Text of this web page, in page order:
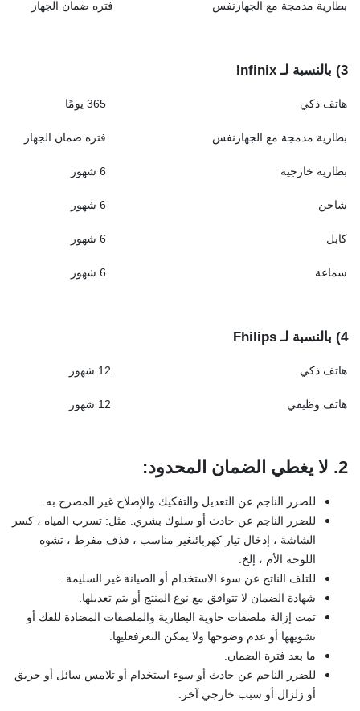
بطارية مدمجة مع الجهازنفس فتره ضمان الجهاز
3) بالنسبة لـInfinix
هاتف ذكي 365 يومًا
بطارية مدمجة مع الجهازنفس فتره ضمان الجهاز
بطارية خارجية 6 شهور
شاحن 6 شهور
كابل 6 شهور
سماعة 6 شهور
4) بالنسبة لـFhilips
هاتف ذكي 12 شهور
هاتف وظيفي 12 شهور
2. لا يغطي الضمان المحدود :
للضرر الناجم عن التعديل والتفكيك والإصلاح غير المصرح به.
للضرر الناجم عن حادث أو سلوك بشري. مثل: تسرب المياه ، كسر
الشاشة ، إدخال تيار كهربائىغير مناسب ، قذف مفرط ، تشوه
اللوحة الأم ، إلخ.
للتلف الناتج عن سوء الاستخدام أو الصيانة غير السليمة.
شهادة الضمان لا تتوافق مع نوع المنتج أو يتم تعديلها.
تمت إزالة ملصقات حاوية البطارية والملصقات المضادة للفك أو
تشويهها أو عدم وضوحها ولا يمكن التعرفعليها.
ما بعد فترة الضمان.
للضرر الناجم عن حادث أو سوء استخدام أو تلامس سائل أو حريق
أو زلزال أو سبب خارجي آخر.